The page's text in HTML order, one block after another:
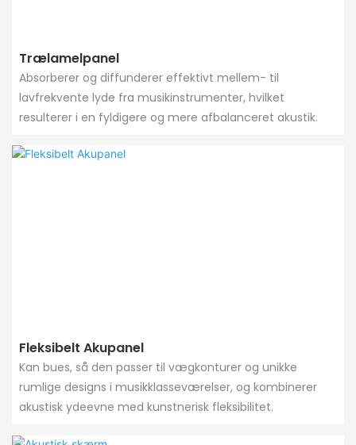
Trælamelpanel
Absorberer og diffunderer effektivt mellem- til
lavfrekvente lyde fra musikinstrumenter, hvilket
resulterer i en fyldigere og mere afbalanceret akustik.
Fleksibelt Akupanel
Kan bues, så den passer til vægkonturer og unikke
rumlige designs i musikklasseværelser, og kombinerer
akustisk ydeevne med kunstnerisk fleksibilitet.